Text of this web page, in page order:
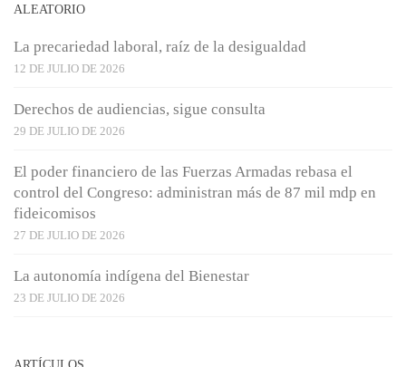
ALEATORIO
La precariedad laboral, raíz de la desigualdad
12 DE JULIO DE 2026
Derechos de audiencias, sigue consulta
29 DE JULIO DE 2026
El poder financiero de las Fuerzas Armadas rebasa el
control del Congreso: administran más de 87 mil mdp en
fideicomisos
27 DE JULIO DE 2026
La autonomía indígena del Bienestar
23 DE JULIO DE 2026
ARTÍCULOS